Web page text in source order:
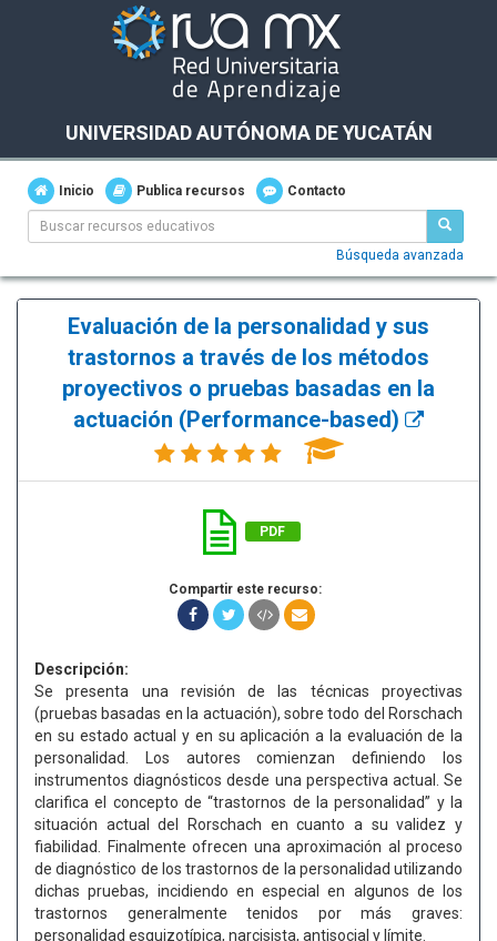
UNIVERSIDAD AUTÓNOMA DE YUCATÁN
Inicio Publica recursos Contacto
Búsqueda avanzada
Evaluación de la personalidad y sus
trastornos a través de los métodos
proyectivos o pruebas basadas en la
actuación (Performance-based)
PDF
Compartir este recurso:
Descripción:
Se presenta una revisión de las técnicas proyectivas
(pruebas basadas en la actuación), sobre todo del Rorschach
en su estado actual y en su aplicación a la evaluación de la
personalidad. Los autores comienzan definiendo los
instrumentos diagnósticos desde una perspectiva actual. Se
clarifica el concepto de “trastornos de la personalidad” y la
situación actual del Rorschach en cuanto a su validez y
fiabilidad. Finalmente ofrecen una aproximación al proceso
de diagnóstico de los trastornos de la personalidad utilizando
dichas pruebas, incidiendo en especial en algunos de los
trastornos generalmente tenidos por más graves:
personalidad esquizotípica, narcisista, antisocial y límite.